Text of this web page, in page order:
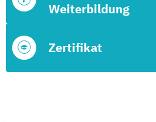
Zertifikat
Weiterbildung